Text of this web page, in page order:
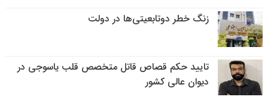
زنگ خطر دوتابعیتی‌ها در دولت
تایید حکم قصاص قاتل متخصص قلب یاسوجی در
دیوان عالی کشور